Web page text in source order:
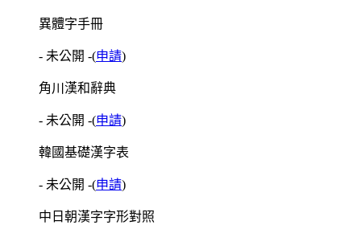
異體字手冊
- 未公開 -(申請)
角川漢和辭典
- 未公開 -(申請)
韓國基礎漢字表
- 未公開 -(申請)
中日朝漢字字形對照